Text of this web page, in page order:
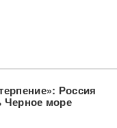
Россия
Черное море